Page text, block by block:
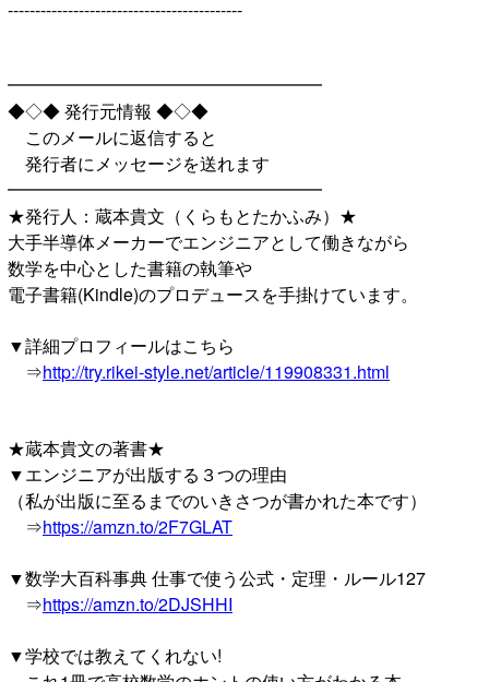
-------------------------------------------
━━━━━━━━━━━━━━━━━━
◆◇◆ 発行元情報 ◆◇◆
このメールに返信すると
発行者にメッセージを送れます
━━━━━━━━━━━━━━━━━━
★発行人：蔵本貴文（くらもとたかふみ）★
大手半導体メーカーでエンジニアとして働きながら
数学を中心とした書籍の執筆や
電子書籍(Kindle)のプロデュースを手掛けています。
▼詳細プロフィールはこちら
⇒http://try.rikei-style.net/article/119908331.html
★蔵本貴文の著書★
▼エンジニアが出版する３つの理由
（私が出版に至るまでのいきさつが書かれた本です）
⇒https://amzn.to/2F7GLAT
▼数学大百科事典 仕事で使う公式・定理・ルール127
⇒https://amzn.to/2DJSHHI
▼学校では教えてくれない!